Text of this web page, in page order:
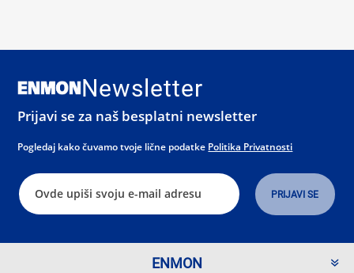
Newsletter
Prijavi se za naš besplatni newsletter
Pogledaj kako čuvamo tvoje lične podatke Politika Privatnosti
ENMON